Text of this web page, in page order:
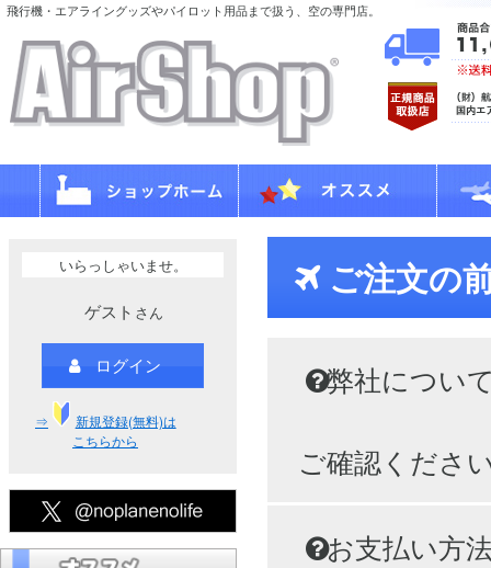
飛行機・エアライングッズやパイロット用品まで扱う、空の専門店。
いらっしゃいませ。
ゲスト さん
ログイン
⇒
新規登録(無料)は
こちらから
ご注文の
弊社につい
ご確認くださ
お支払い方